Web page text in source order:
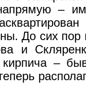
–
До сих пор
и
–